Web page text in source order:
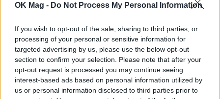
OK Mag - Do Not Process My Personal Information
If you wish to opt-out of the sale, sharing to third parties, or
processing of your personal or sensitive information for
targeted advertising by us, please use the below opt-out
section to confirm your selection. Please note that after your
opt-out request is processed you may continue seeing
interest-based ads based on personal information utilized by
us or personal information disclosed to third parties prior to